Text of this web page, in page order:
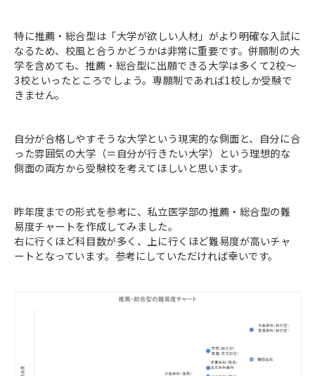
特に推薦・総合型は「大学が欲しい人材」がより明確な入試に
なるため、校風と合うかどうかは非常に重要です。併願制の大
学を含めても、推薦・総合型に出願できる大学は多くて2校～
3校といったところでしょう。専願制であれば1校しか受験で
きません。
自分が合格しやすそうな大学という現実的な側面と、自分に合
った雰囲気の大学（＝自分が行きたい大学）という理想的な
側面の両方から受験校を考えてほしいと思います。
昨年度までの形式を参考に、私立医学部の推薦・総合型の難
易度チャートを作成してみました。
右に行くほど科目数が多く、上に行くほど難易度が高いチャ
ートとなっています。参考にしていただければ幸いです。